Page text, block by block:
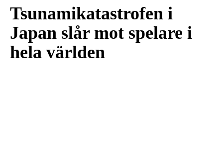
Tsunamikatastrofen i
Japan slår mot spelare i
hela världen